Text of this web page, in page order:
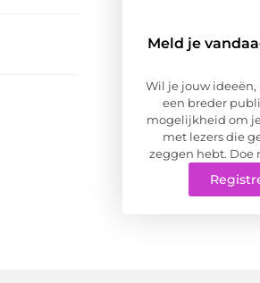
Meld je
Wil je jouw
een breder
mogelijkheid om
met lezers die
zeggen hebt. Doe